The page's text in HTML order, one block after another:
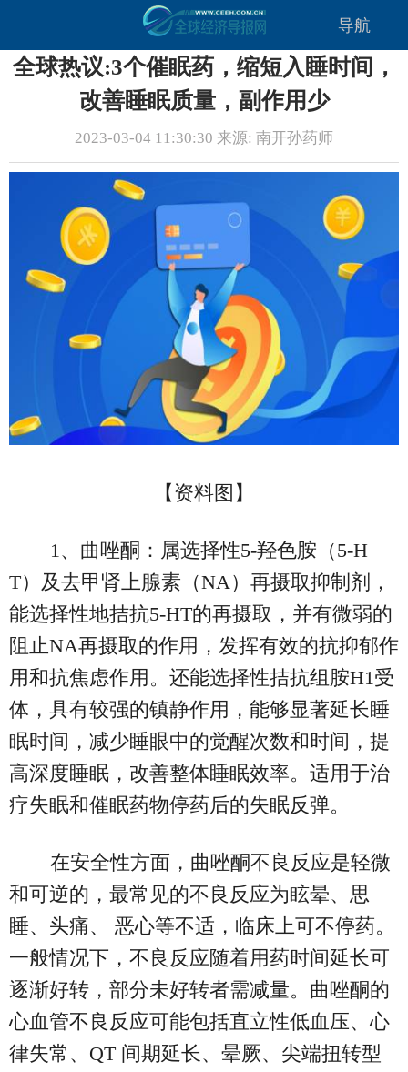
导航
全球热议:3个催眠药，缩短入睡时间，
改善睡眠质量，副作用少
2023-03-04 11:30:30 来源: 南开孙药师
【资料图】
1、曲唑酮：属选择性5-羟色胺（5-H
T）及去甲肾上腺素（NA）再摄取抑制剂，
能选择性地拮抗5-HT的再摄取，并有微弱的
阻止NA再摄取的作用，发挥有效的抗抑郁作
用和抗焦虑作用。还能选择性拮抗组胺H1受
体，具有较强的镇静作用，能够显著延长睡
眠时间，减少睡眼中的觉醒次数和时间，提
高深度睡眠，改善整体睡眠效率。适用于治
疗失眠和催眠药物停药后的失眠反弹。
在安全性方面，曲唑酮不良反应是轻微
和可逆的，最常见的不良反应为眩晕、思
睡、头痛、 恶心等不适，临床上可不停药。
一般情况下，不良反应随着用药时间延长可
逐渐好转，部分未好转者需减量。曲唑酮的
心血管不良反应可能包括直立性低血压、心
律失常、QT 间期延长、晕厥、尖端扭转型